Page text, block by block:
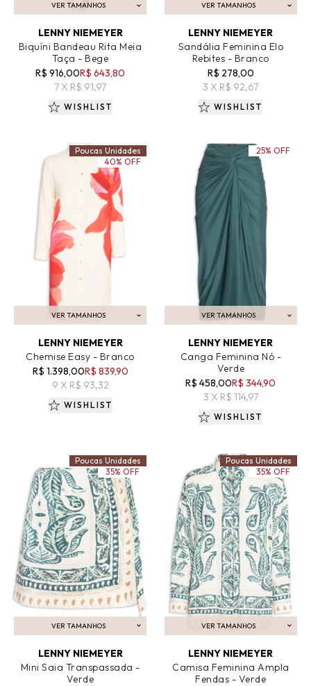
VER TAMANHOS
ADICIONAR AO CARRINHO
LENNY NIEMEYER
Biquíni Bandeau Rita Meia
Taça - Bege
R$ 916,00R$ 643,80
7 X R$ 91,97
WISHLIST
VER TAMANHOS
ADICIONAR AO CARRINHO
LENNY NIEMEYER
Sandália Feminina Elo
Rebites - Branco
R$ 278,00
3 X R$ 92,67
WISHLIST
VER TAMANHOS
ADICIONAR AO CARRINHO
LENNY NIEMEYER
Chemise Easy - Branco
R$ 1.398,00R$ 839,90
9 X R$ 93,32
Poucas Unidades
40% OFF
WISHLIST
VER TAMANHOS
ADICIONAR AO CARRINHO
LENNY NIEMEYER
Canga Feminina Nó -
Verde
R$ 458,00R$ 344,90
3 X R$ 114,97
25% OFF
WISHLIST
VER TAMANHOS
ADICIONAR AO CARRINHO
LENNY NIEMEYER
Mini Saia Transpassada -
Verde
Poucas Unidades
35% OFF
VER TAMANHOS
ADICIONAR AO CARRINHO
LENNY NIEMEYER
Camisa Feminina Ampla
Fendas - Verde
Poucas Unidades
35% OFF